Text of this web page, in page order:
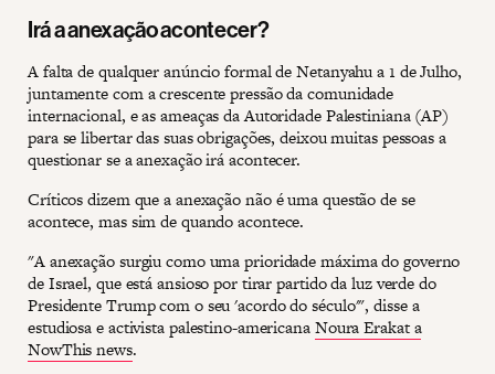
Irá a anexação acontecer?
A falta de qualquer anúncio formal de Netanyahu a 1 de Julho,
juntamente com a crescente pressão da comunidade
internacional, e as ameaças da Autoridade Palestiniana (AP)
para se libertar das suas obrigações, deixou muitas pessoas a
questionar se a anexação irá acontecer.
Críticos dizem que a anexação não é uma questão de se
acontece, mas sim de quando acontece.
"A anexação surgiu como uma prioridade máxima do governo
de Israel, que está ansioso por tirar partido da luz verde do
Presidente Trump com o seu 'acordo do século'", disse a
estudiosa e activista palestino-americanaNoura Erakat a
NowThis news.